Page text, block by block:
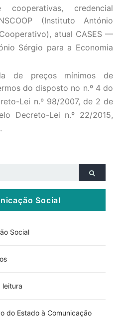
cooperativas, credencial
(Instituto António
atual CASES —
Sérgio para a Economia
de preços mínimos de
do disposto no n.º 4 do
Lei n.º 98/2007, de 2 de
Decreto-Lei n.º 22/2015,
Social
Social
leitura
do Estado à Comunicação